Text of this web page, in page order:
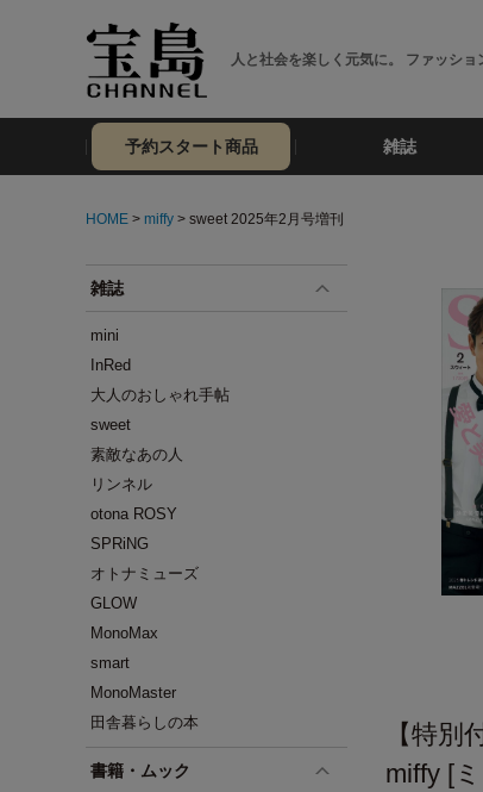
人と社会を楽しく元気に。 ファッシ
予約スタート商品 雑誌
HOME > miffy > sweet 2025年2月号増刊
雑誌
mini
InRed
大人のおしゃれ手帖
sweet
素敵なあの人
リンネル
otona ROSY
SPRiNG
オトナミューズ
GLOW
MonoMax
smart
MonoMaster
田舎暮らしの本
書籍・ムック
【特別
miffy [